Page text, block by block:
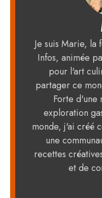
Je suis Marie, la
Infos, animée
pour l'art
partager ce
Forte d'une
exploration
monde, j'ai créé
une
recettes
et de